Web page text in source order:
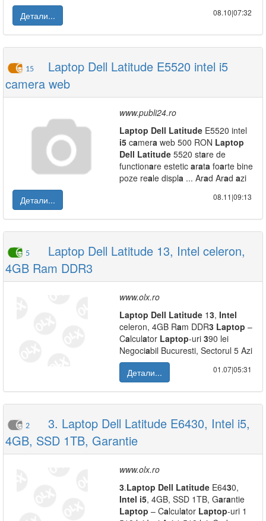
Детали...
08.10|07:32
15
Laptop Dell Latitude E5520 intel i5
camera web
www.publi24.ro
Laptop Dell Latitude E5520 intel
i5 camera web 500 RON Laptop
Dell Latitude 5520 stare de
functionare estetic arata foarte bine
poze reale displa ... Arad Arad azi
Детали...
08.11|09:13
5
Laptop Dell Latitude 13, Intel celeron,
4GB Ram DDR3
www.olx.ro
Laptop Dell Latitude 13, Intel
celeron, 4GB Ram DDR3 Laptop –
Calculator Laptop-uri 390 lei
Negociabil Bucuresti, Sectorul 5 Azi
Детали...
01.07|05:31
2
3. Laptop Dell Latitude E6430, Intel i5,
4GB, SSD 1TB, Garantie
www.olx.ro
3.Laptop Dell Latitude E6430,
Intel i5, 4GB, SSD 1TB, Garantie
Laptop – Calculator Laptop-uri 1